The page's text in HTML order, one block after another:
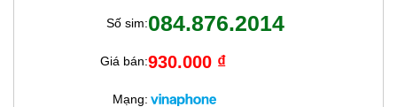
Số sim:084.876.2014
Giá bán:930.000 ₫
Mạng: